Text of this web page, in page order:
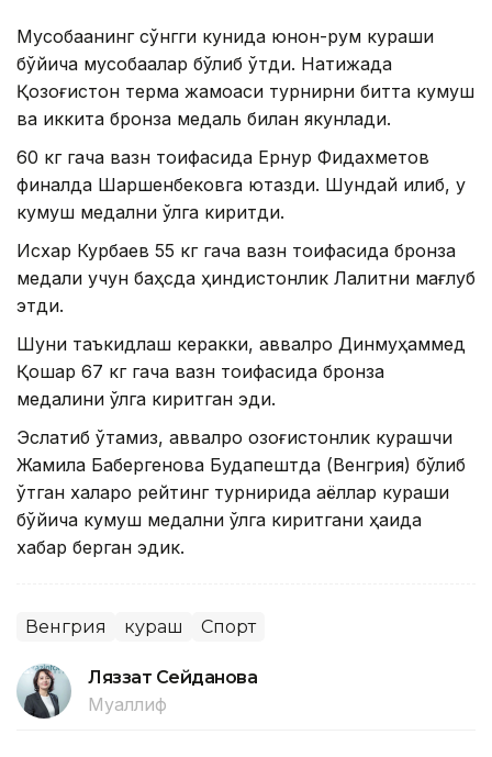
Мусобақанинг сўнгги кунида юнон-рум кураши
бўйича мусобақалар бўлиб ўтди. Натижада
Қозоғистон терма жамоаси турнирни битта кумуш
ва иккита бронза медаль билан якунлади.
60 кг гача вазн тоифасида Ернур Фидахметов
финалда Шаршенбековга ютқазди. Шундай қилиб, у
кумуш медални қўлга киритди.
Исхар Курбаев 55 кг гача вазн тоифасида бронза
медали учун баҳсда ҳиндистонлик Лалитни мағлуб
этди.
Шуни таъкидлаш керакки, аввалроқ Динмуҳаммед
Қошқар 67 кг гача вазн тоифасида бронза
медалини қўлга киритган эди.
Эслатиб ўтамиз, аввалроқ қозоғистонлик курашчи
Жамила Бақбергенова Будапештда (Венгрия) бўлиб
ўтган халқаро рейтинг турнирида аёллар кураши
бўйича кумуш медални қўлга киритгани ҳақида
хабар берган эдик.
Венгрия кураш Спорт
Ляззат Сейданова
Муаллиф